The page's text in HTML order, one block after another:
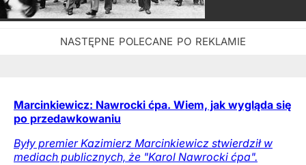
Marcinkiewicz: Nawrocki ćpa. Wiem, jak wygląda się
po przedawkowaniu
Były premier Kazimierz Marcinkiewicz stwierdził w
mediach publicznych, że "Karol Nawrocki ćpa".